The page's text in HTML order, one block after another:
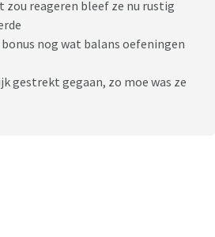
reageren bleef ze nu rustig
nog wat balans oefeningen
gestrekt gegaan, zo moe was ze